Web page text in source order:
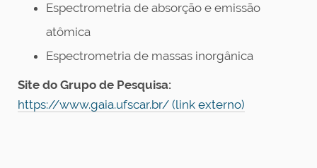
Espectrometria de absorção e emissão
atômica
Espectrometria de massas inorgânica
Site do Grupo de Pesquisa:
https://www.gaia.ufscar.br/ (link externo)